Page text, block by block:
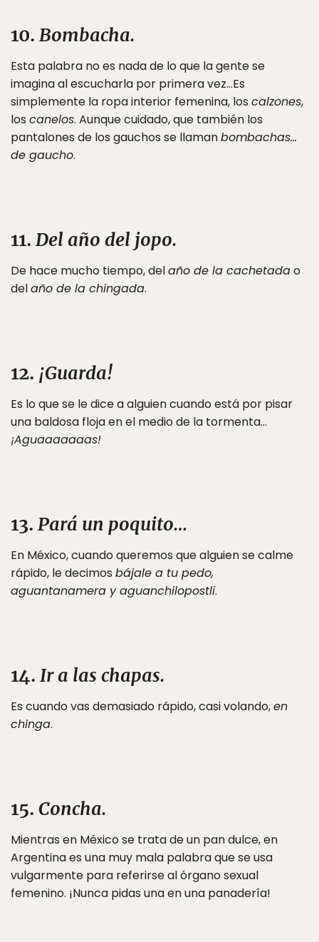
10. Bombacha.
Esta palabra no es nada de lo que la gente se
imagina al escucharla por primera vez…Es
simplemente la ropa interior femenina, los calzones,
los canelos. Aunque cuidado, que también los
pantalones de los gauchos se llamanbombachas…
de gaucho.
11.Del año del jopo.
De hace mucho tiempo, delaño de la cachetadao
delaño de la chingada.
12. ¡Guarda!
Es lo que se le dice a alguien cuando está por pisar
una baldosa floja en el medio de la tormenta…
¡Aguaaaaaaas!
13. Pará un poquito…
En México, cuando queremos que alguien se calme
rápido, le decimos bájale a tu pedo,
aguantanamera y aguanchilopostli.
14. Ir a las chapas.
Es cuando vas demasiado rápido, casi volando,en
chinga.
15. Concha.
Mientras en México se trata de un pan dulce, en
Argentina es una muy mala palabra que se usa
vulgarmente para referirse al órgano sexual
femenino. ¡Nunca pidas una en una panadería!